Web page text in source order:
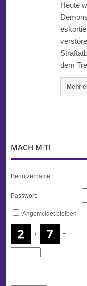
Heute
dem
Mehr
MACH MIT!
Benutzername:
Passwort:
Angemeldet bleiben
+ =